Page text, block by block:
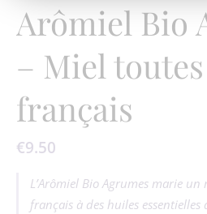
Arômiel Bio
– Miel
français
€9.50
L’Arômiel Bio Agrumes marie
français à des huiles essentielles